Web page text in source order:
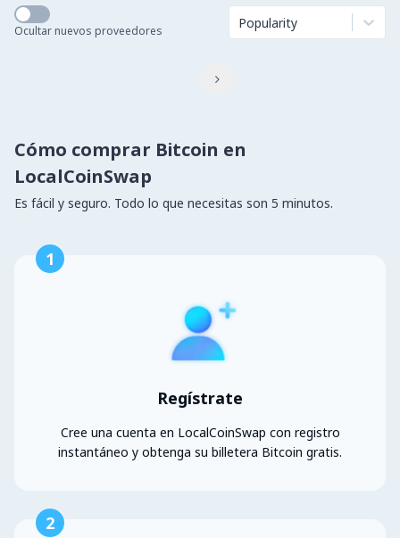
Ocultar nuevos proveedores Popularity

Cómo comprar Bitcoin en
LocalCoinSwap
Es fácil y seguro. Todo lo que necesitas son 5 minutos.
1
Regístrate
Cree una cuenta en LocalCoinSwap con registro
instantáneo y obtenga su billetera Bitcoin gratis.
2